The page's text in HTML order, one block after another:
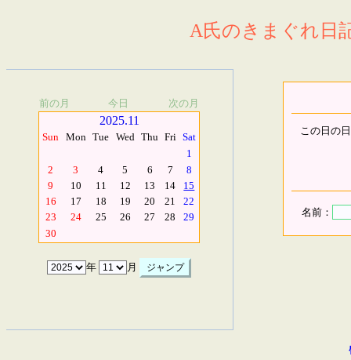
A氏のきまぐれ日
前の月 今日 次の月
2025.11
Sun Mon Tue Wed Thu Fri Sat
1
2
3 4 5 6 7
8
9
10 11 12 13 14
15
16
17 18 19 20 21
22
23
24 25 26 27 28
29
30
年 月
この日の
名前：